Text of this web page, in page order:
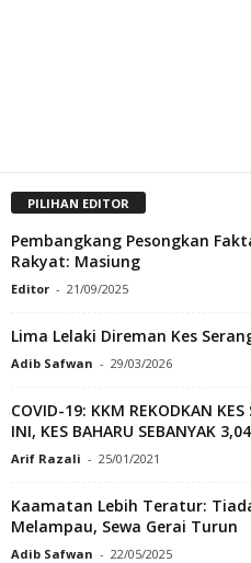
PILIHAN EDITOR
Pembangkang Pesongkan
Rakyat: Masiung
Editor - 21/09/2025
Lima Lelaki Direman Kes
Adib Safwan - 29/03/2026
COVID-19: KKM REKODKAN
INI, KES BAHARU SEBANYAK
Arif Razali - 25/01/2021
Kaamatan Lebih Teratur:
Melampau, Sewa Gerai Turun
Adib Safwan - 22/05/2025